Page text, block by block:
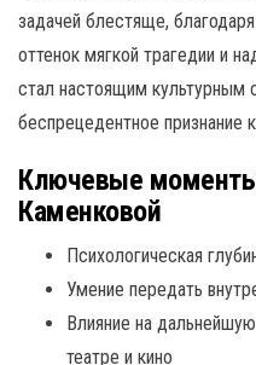
задачей блестяще,
оттенок мягкой трагедии и
стал настоящим культурным
беспрецедентное признание
Ключевые
Каменковой
Психологическая
Умение передать
Влияние на
театре и кино